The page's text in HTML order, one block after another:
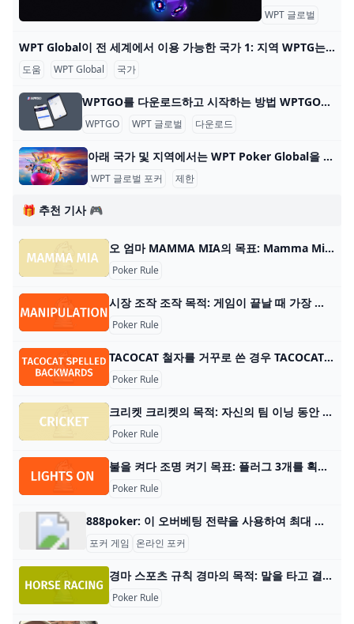
WPT 글로벌
WPT Global이 전 세계에서 이용 가능한 국가 1: 지역 WPTG는 다음 지역을 지원합니다: 대한민국 🇰🇷 일본 🇯🇵 베트남 🇻🇳 멕시코 🇲🇽 말레이시아 🇲🇾 인도네시아 🇮🇩 WPTG는 이러한 지역에 오프라인 부서
도움 WPT Global 국가
WPTGO를 다운로드하고 시작하는 방법 WPTGO를 다운로드하고 온라인 포커를 시작하는 방법 World Poker Tour와 관련된 온라인 포커 플랫폼인 WPTGO를 시작하는 것은 간단하고 빠릅니다. 다음의 간단한
WPTGO WPT 글로벌 다운로드
아래 국가 및 지역에서는 WPT Poker Global을 다운로드하고 플레이할 수 없습니다. WPT Global Poker는 100개 이상의 국가에서 플레이어가 접속할 수 있지만 현지 규정에 따른 특정 제한 사항이 있습니다. 아래 국가 및 지역에서 WPT Poker Global을 다운
WPT 글로벌 포커 제한
🎁 추천 기사 🎮
오 엄마 MAMMA MIA의 목표: Mamma Mia의 목표는 게임에서 승리하기 위해 가장 많은 피자를 배달한 플레이어가 되는 것입니다. 플레이어 수: 2~5명 재료: 맘마미아 카드 1개,
Poker Rule
시장 조작 조작 목적: 게임이 끝날 때 가장 낮은 점수를 얻습니다. 플레이어 수: 3~5명 재료: 표준 52장 카드 데크 2개와 평평한 표면. 게임 유형: 러미 카드 게임 대상: 모든
Poker Rule
TACOCAT 철자를 거꾸로 쓴 경우 TACOCAT 철자를 거꾸로 쓴 목적: Tacocat을 목표 공간으로 먼저 이동한 플레이어가 게임에서 승리합니다. 플레이어 수: 2명 내용: 게임보드 1개, 타코캣 토큰 1개
Poker Rule
크리켓 크리켓의 목적: 자신의 팀 이닝 동안 공을 치고 경기장을 가로질러 달려 상대 팀보다 더 많은 득점을 기록하세요. 플레이어 수: 22명, 각 팀당 11명 재료: 크리켓 공 1
Poker Rule
불을 켜다 조명 켜기 목표: 플러그 3개를 획득하는 첫 번째 팀이 되세요 플레이어 수: 4명 내용물: 색상별 전구 5개, 버블 전구 카드 5개, 플러그 카드 5개, 파손된 전구 카드 5
Poker Rule
888poker: 이 오버베팅 전략을 사용하여 최대 가치를 얻으세요 오버벳은 노 리미트 홀덤에서 상대를 처벌하는 데 사용할 수 있는 강력한 도구로, 가치를 얻거나 허세를 부리는 데 사용할 수 있습니다. 훌륭한 포커 플레이어가 되고 싶다면
포커 게임 온라인 포커
경마 스포츠 규칙 경마의 목적: 말을 타고 결승선을 가장 먼저 통과하세요. 플레이어 수: 2명 이상 재료: 안장, 고삐, 채찍, 헬멧, 고글 게임 유형: 스포츠 관객: 18세 이상 경마 개
Poker Rule